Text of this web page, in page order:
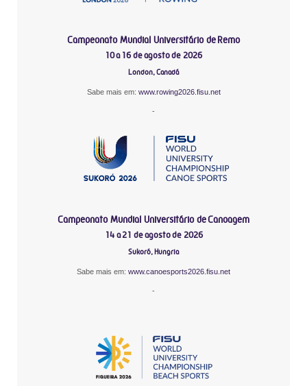
Campeonato Mundial Universitário de Remo
10 a 16 de agosto de 2026
London, Canadá
Sabe mais em: www.rowing2026.fisu.net
-
Campeonato Mundial Universitário de Canoagem
14 a 21 de agosto de 2026
Sukoró, Hungria
Sabe mais em: www.canoesports2026.fisu.net
-